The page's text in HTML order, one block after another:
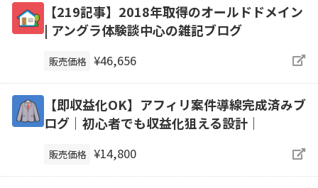
【219記事】2018年取得のオールドドメイン
| アングラ体験談中心の雑記ブログ
販売価格 ¥46,656
【即収益化OK】アフィリ案件導線完成済みブ
ログ｜初心者でも収益化狙える設計｜
販売価格 ¥14,800